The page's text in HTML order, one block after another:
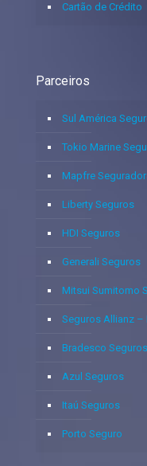
Cartão de Crédito
Parceiros
Sul América
Tokio Marine
Mapfre
Liberty Seguros
HDI Seguros
Generali Seguros
Mitsui Sumitomo
Seguros Allianz –
Bradesco Seguros
Azul Seguros
Itaú Seguros
Porto Seguro